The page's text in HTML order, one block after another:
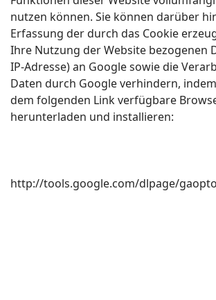
nutzen können. Sie können darüber
Erfassung der durch das Cookie
Ihre Nutzung der Website bezogenen
IP-Adresse) an Google sowie die
Daten durch Google verhindern,
dem folgenden Link verfügbare
herunterladen und installieren:
http://tools.google.com/dlpage/